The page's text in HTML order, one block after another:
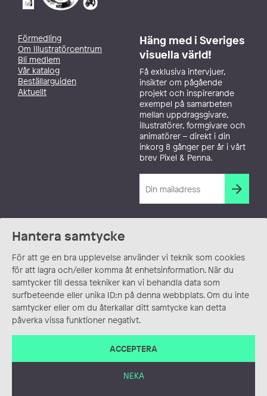
Hantera samtycke
För att ge en bra upplevelse använder vi teknik som cookies
för att lagra och/eller komma åt enhetsinformation. När du
samtycker till dessa tekniker kan vi behandla data som
surfbeteende eller unika ID:n på denna webbplats. Om du inte
samtycker eller om du återkallar ditt samtycke kan detta
påverka vissa funktioner negativt.
ACCEPTERA
NEKA
Förmedling
Om Illustratörcentrum
Bli medlem
Vår katalog
Beställarguiden
Aktuellt
Häng med i Sveriges
visuella värld!
Få exklusiva intervjuer,
insikter om pågående
projekt och inspirerande
exempel på samarbeten
mellan uppdragsgivare,
illustratörer, formgivare och
animatörer – direkt i din
inkorg 8 gånger per år i vårt
brev Pixel & Penna.